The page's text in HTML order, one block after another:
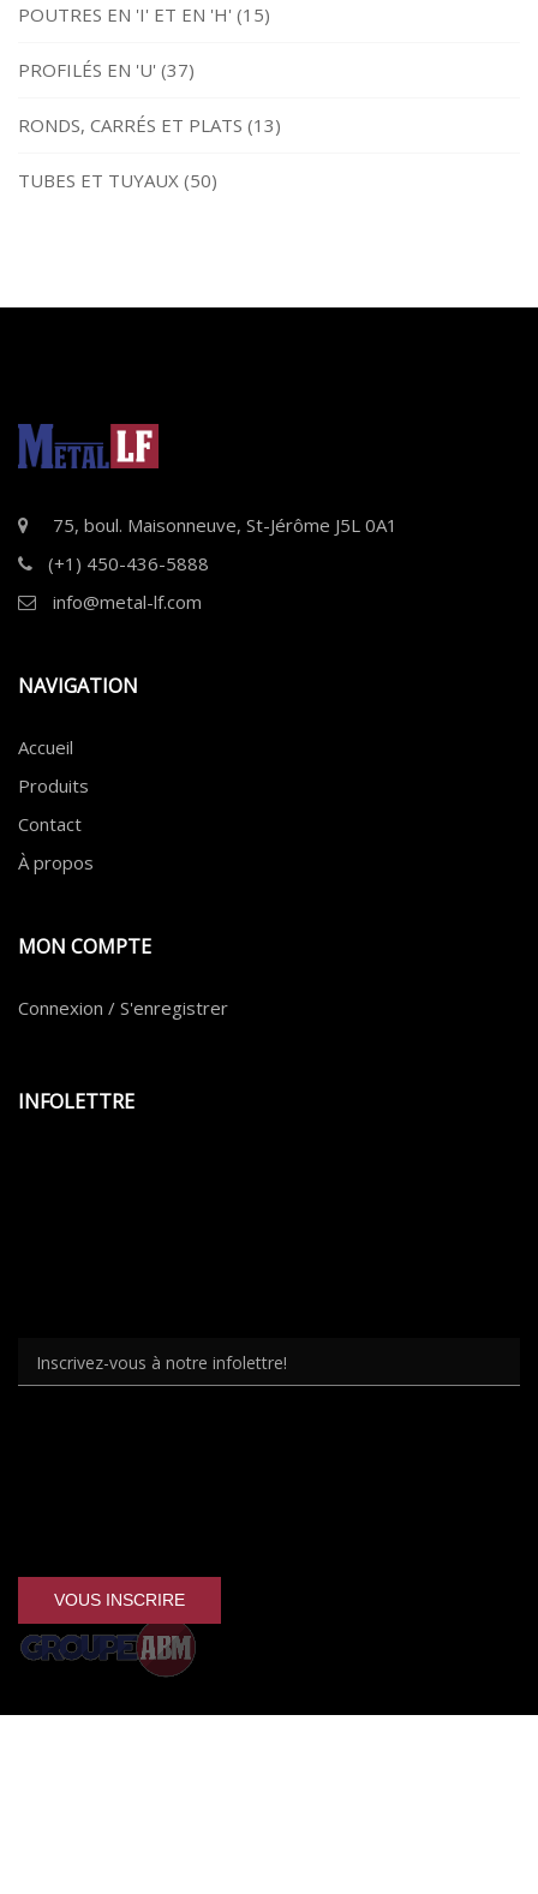
POUTRES EN 'I' ET EN 'H' (15)
PROFILÉS EN 'U' (37)
RONDS, CARRÉS ET PLATS (13)
TUBES ET TUYAUX (50)
75, boul. Maisonneuve, St-Jérôme J5L 0A1
(+1) 450-436-5888
info@metal-lf.com
NAVIGATION
Accueil
Produits
Contact
À propos
MON COMPTE
Connexion / S'enregistrer
INFOLETTRE